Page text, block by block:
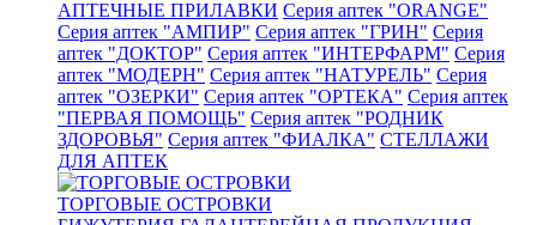
АПТЕЧНЫЕ ПРИЛАВКИ Серия аптек "ORANGE"
Серия аптек "АМПИР" Серия аптек "ГРИН" Серия
аптек "ДОКТОР" Серия аптек "ИНТЕРФАРМ" Серия
аптек "МОДЕРН" Серия аптек "НАТУРЕЛЬ" Серия
аптек "ОЗЕРКИ" Серия аптек "ОРТЕКА" Серия аптек
"ПЕРВАЯ ПОМОЩЬ" Серия аптек "РОДНИК
ЗДОРОВЬЯ" Серия аптек "ФИАЛКА" СТЕЛЛАЖИ
ДЛЯ АПТЕК
ТОРГОВЫЕ ОСТРОВКИ